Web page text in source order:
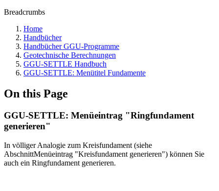
Breadcrumbs
Home
Handbücher
Handbücher GGU-Programme
Geotechnische Berechnungen
GGU-SETTLE Handbuch
GGU-SETTLE: Menütitel Fundamente
On this Page
GGU-SETTLE: Menüeintrag "Ringfundament
generieren"
In völliger Analogie zum Kreisfundament (siehe
AbschnittMenüeintrag "Kreisfundament generieren") können Sie
auch ein Ringfundament generieren.